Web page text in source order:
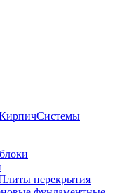
Системы
перекрытия